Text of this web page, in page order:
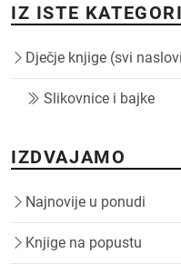
IZ ISTE
Dječje knjige (svi
Slikovnice i bajke
IZDVAJAMO
Najnovije u ponudi
Knjige na popustu